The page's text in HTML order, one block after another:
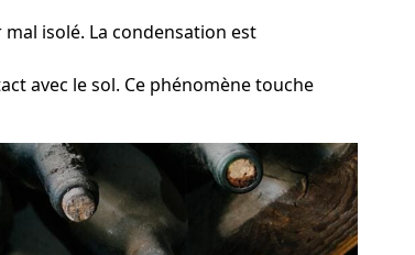
isolé. La condensation est
avec le sol. Ce phénomène touche